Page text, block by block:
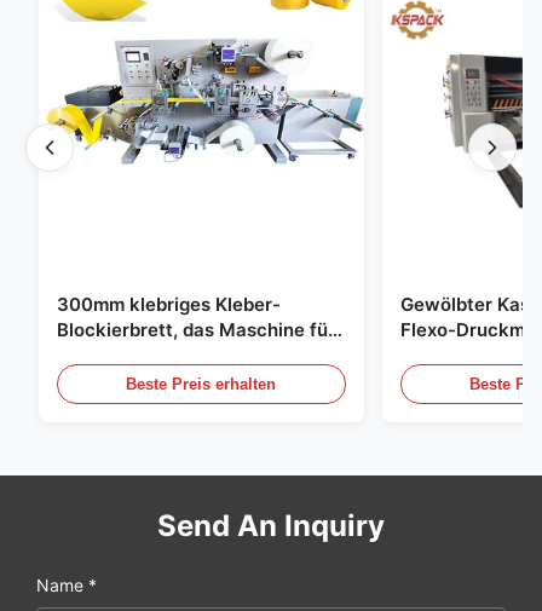
300mm klebriges Kleber-
Blockierbrett, das Maschine für
Beste Preis erhalten
Gewölbter
Flexo-
Beste
Send An Inquiry
Name *